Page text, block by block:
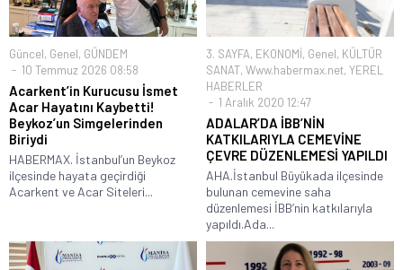
Güncel, Genel, GÜNDEM
10 Temmuz 2026 08:58
Acarkent’in Kurucusu İsmet
Acar Hayatını Kaybetti!
Beykoz’un Simgelerinden
Biriydi
HABERMAX. İstanbul’un Beykoz
ilçesinde hayata geçirdiği
Acarkent ve Acar Siteleri...
3. SAYFA, EKONOMİ, Genel, KÜLTÜR
SANAT, Www.habermax.net, YEREL
HABERLER
1 Aralık 2020 12:47
ADALAR’DA İBB’NİN
KATKILARIYLA CEMEVİNE
ÇEVRE DÜZENLEMESİ YAPILDI
AHA.İstanbul Büyükada ilçesinde
bulunan cemevine saha
düzenlemesi İBB’nin katkılarıyla
yapıldı.Ada...